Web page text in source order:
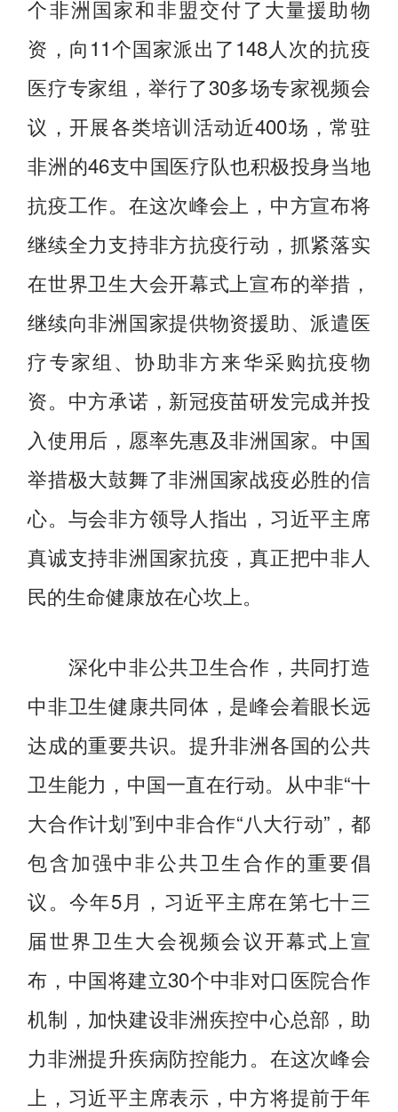
个非洲国家和非盟交付了大量援助物
资，向11个国家派出了148人次的抗疫
医疗专家组，举行了30多场专家视频会
议，开展各类培训活动近400场，常驻
非洲的46支中国医疗队也积极投身当地
抗疫工作。在这次峰会上，中方宣布将
继续全力支持非方抗疫行动，抓紧落实
在世界卫生大会开幕式上宣布的举措，
继续向非洲国家提供物资援助、派遣医
疗专家组、协助非方来华采购抗疫物
资。中方承诺，新冠疫苗研发完成并投
入使用后，愿率先惠及非洲国家。中国
举措极大鼓舞了非洲国家战疫必胜的信
心。与会非方领导人指出，习近平主席
真诚支持非洲国家抗疫，真正把中非人
民的生命健康放在心坎上。
深化中非公共卫生合作，共同打造
中非卫生健康共同体，是峰会着眼长远
达成的重要共识。提升非洲各国的公共
卫生能力，中国一直在行动。从中非“十
大合作计划”到中非合作“八大行动”，都
包含加强中非公共卫生合作的重要倡
议。今年5月，习近平主席在第七十三
届世界卫生大会视频会议开幕式上宣
布，中国将建立30个中非对口医院合作
机制，加快建设非洲疾控中心总部，助
力非洲提升疾病防控能力。在这次峰会
上，习近平主席表示，中方将提前于年